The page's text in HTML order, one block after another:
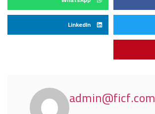
LinkedIn
admin@ficf.com